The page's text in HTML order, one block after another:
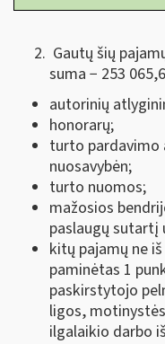
Gautų šių
suma − 253
autorinių
honorarų;
turto
nuosavybėn;
turto nuomos;
mažosios
paslaugų sutartį
kitų pajamų ne
paminėtas 1
paskirstytojo
ligos,
ilgalaikio darbo